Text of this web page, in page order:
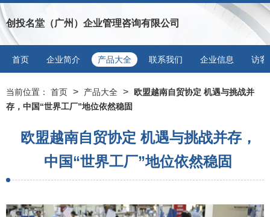
创投名堂（广州）企业管理咨询有限公司
首页 企业简介 产品大全 联系我们 企业信息 访客
当前位置： 首页 > 产品大全 >
欧盟越南自贸协定 机遇与挑战并
存，中国“世界工厂”地位依然稳固
欧盟越南自贸协定 机遇与挑战并存，
中国“世界工厂”地位依然稳固